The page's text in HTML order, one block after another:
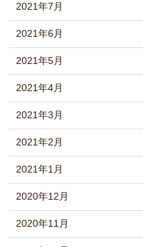
2021年7月
2021年6月
2021年5月
2021年4月
2021年3月
2021年2月
2021年1月
2020年12月
2020年11月